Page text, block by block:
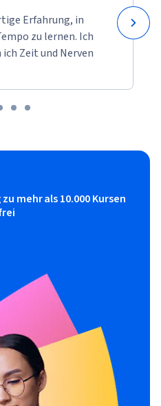
Erfahrung, in
zu lernen. Ich
Zeit und Nerven
mehr als 10.000 Kursen